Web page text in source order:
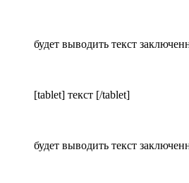
будет выводить текст
[tablet] текст [/tablet]
будет выводить текст